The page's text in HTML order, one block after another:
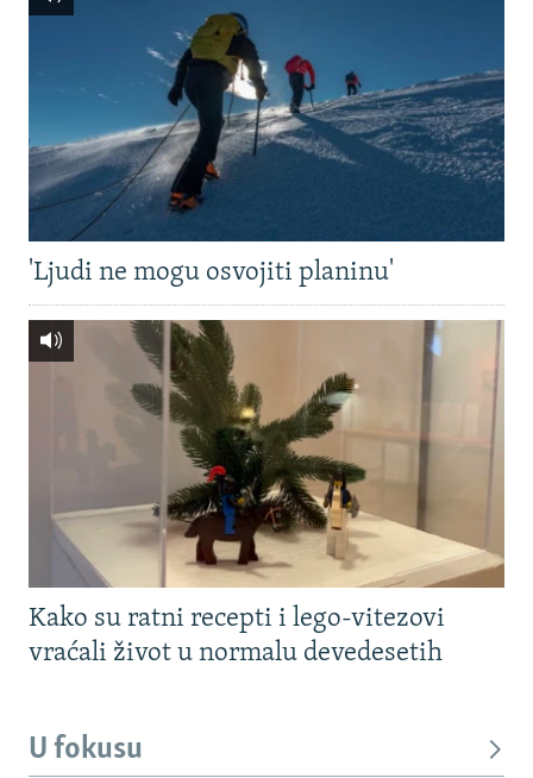
'Ljudi ne mogu osvojiti planinu'
Kako su ratni recepti i lego-vitezovi
vraćali život u normalu devedesetih
U fokusu